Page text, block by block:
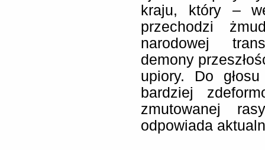
kraju, który –
przechodzi
narodowej
demony
upiory. Do
bardziej
zmutowanej
odpowiada